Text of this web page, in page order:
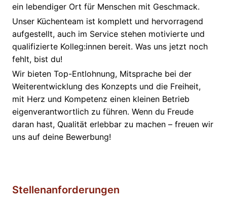
ein lebendiger Ort für Menschen mit Geschmack.
Unser Küchenteam ist komplett und hervorragend
aufgestellt, auch im Service stehen motivierte und
qualifizierte Kolleg:innen bereit. Was uns jetzt noch
fehlt, bist du!
Wir bieten Top-Entlohnung, Mitsprache bei der
Weiterentwicklung des Konzepts und die Freiheit,
mit Herz und Kompetenz einen kleinen Betrieb
eigenverantwortlich zu führen. Wenn du Freude
daran hast, Qualität erlebbar zu machen – freuen wir
uns auf deine Bewerbung!
Stellenanforderungen